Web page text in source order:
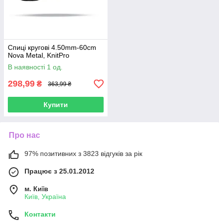
Спиці кругові 4.50mm-60cm
Nova Metal, KnitPro
В наявності 1 од.
298,99 ₴ 363,99 ₴
Купити
Про нас
97% позитивних з 3823 відгуків за рік
Працює з 25.01.2012
м. Київ
Київ, Україна
Контакти